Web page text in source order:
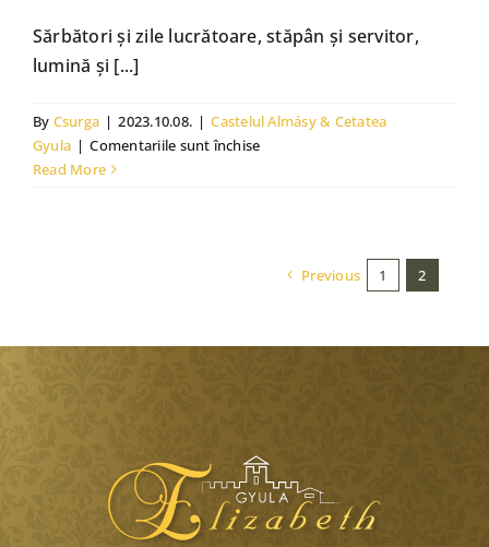
Sărbători și zile lucrătoare, stăpân și servitor,
lumină și [...]
By Csurga | 2023.10.08. | Castelul Almásy & Cetatea
Gyula | Comentariile sunt închisepentru
Read More
Previous 1 2